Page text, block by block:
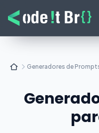
Generadores de